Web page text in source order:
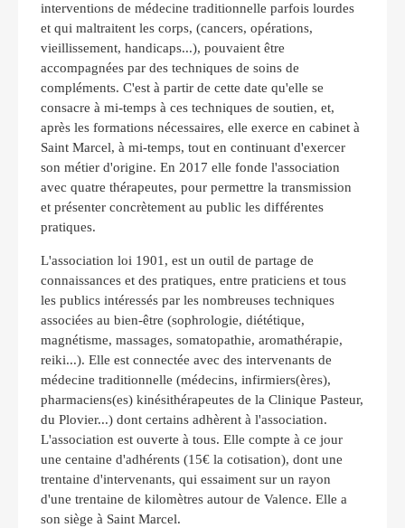
interventions de médecine traditionnelle parfois lourdes
et qui maltraitent les corps, (cancers, opérations,
vieillissement, handicaps...), pouvaient être
accompagnées par des techniques de soins de
compléments. C'est à partir de cette date qu'elle se
consacre à mi-temps à ces techniques de soutien, et,
après les formations nécessaires, elle exerce en cabinet à
Saint Marcel, à mi-temps, tout en continuant d'exercer
son métier d'origine. En 2017 elle fonde l'association
avec quatre thérapeutes, pour permettre la transmission
et présenter concrètement au public les différentes
pratiques.
L'association loi 1901, est un outil de partage de
connaissances et des pratiques, entre praticiens et tous
les publics intéressés par les nombreuses techniques
associées au bien-être (sophrologie, diététique,
magnétisme, massages, somatopathie, aromathérapie,
reiki...). Elle est connectée avec des intervenants de
médecine traditionnelle (médecins, infirmiers(ères),
pharmaciens(es) kinésithérapeutes de la Clinique Pasteur,
du Plovier...) dont certains adhèrent à l'association.
L'association est ouverte à tous. Elle compte à ce jour
une centaine d'adhérents (15€ la cotisation), dont une
trentaine d'intervenants, qui essaiment sur un rayon
d'une trentaine de kilomètres autour de Valence. Elle a
son siège à Saint Marcel.